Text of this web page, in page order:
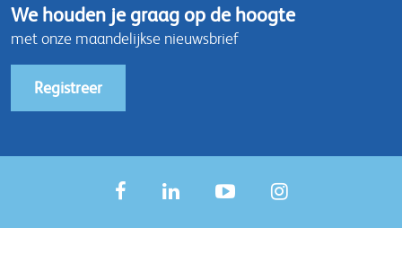
We houden je graag op de hoogte
met onze maandelijkse nieuwsbrief
Registreer